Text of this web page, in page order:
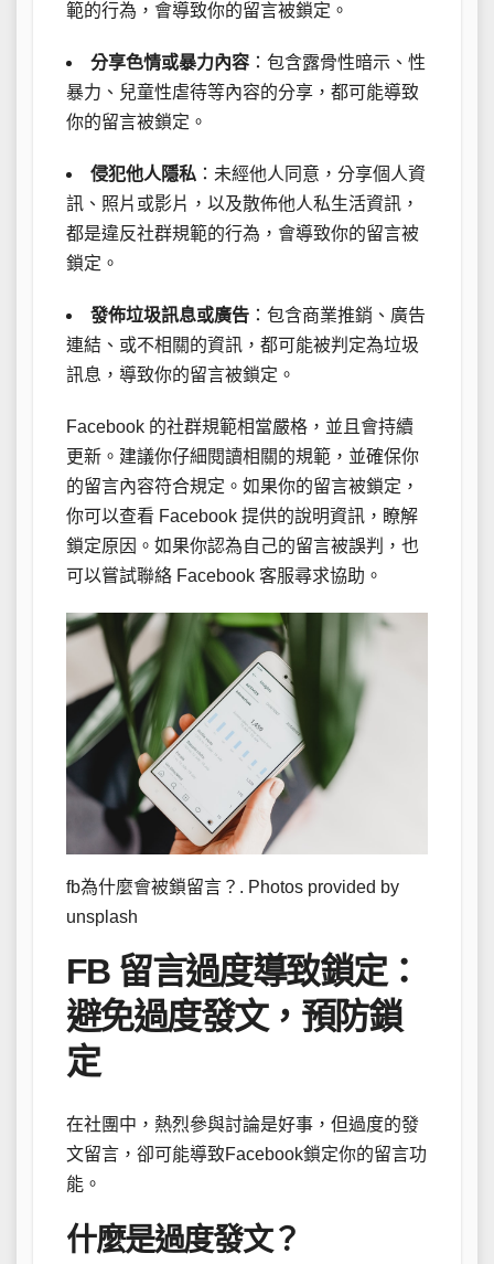
範的行為，會導致你的留言被鎖定。
分享色情或暴力內容 ：包含露骨性暗示、性
暴力、兒童性虐待等內容的分享，都可能導致
你的留言被鎖定。
侵犯他人隱私 ：未經他人同意，分享個人資
訊、照片或影片，以及散佈他人私生活資訊，
都是違反社群規範的行為，會導致你的留言被
鎖定。
發佈垃圾訊息或廣告 ：包含商業推銷、廣告
連結、或不相關的資訊，都可能被判定為垃圾
訊息，導致你的留言被鎖定。
Facebook 的社群規範相當嚴格，並且會持續
更新。建議你仔細閱讀相關的規範，並確保你
的留言內容符合規定。如果你的留言被鎖定，
你可以查看 Facebook 提供的說明資訊，瞭解
鎖定原因。如果你認為自己的留言被誤判，也
可以嘗試聯絡 Facebook 客服尋求協助。
fb為什麼會被鎖留言？. Photos provided by
unsplash
FB 留言過度導致鎖定：
避免過度發文，預防鎖
定
在社團中，熱烈參與討論是好事，但過度的發
文留言，卻可能導致Facebook鎖定你的留言功
能。
什麼是過度發文？